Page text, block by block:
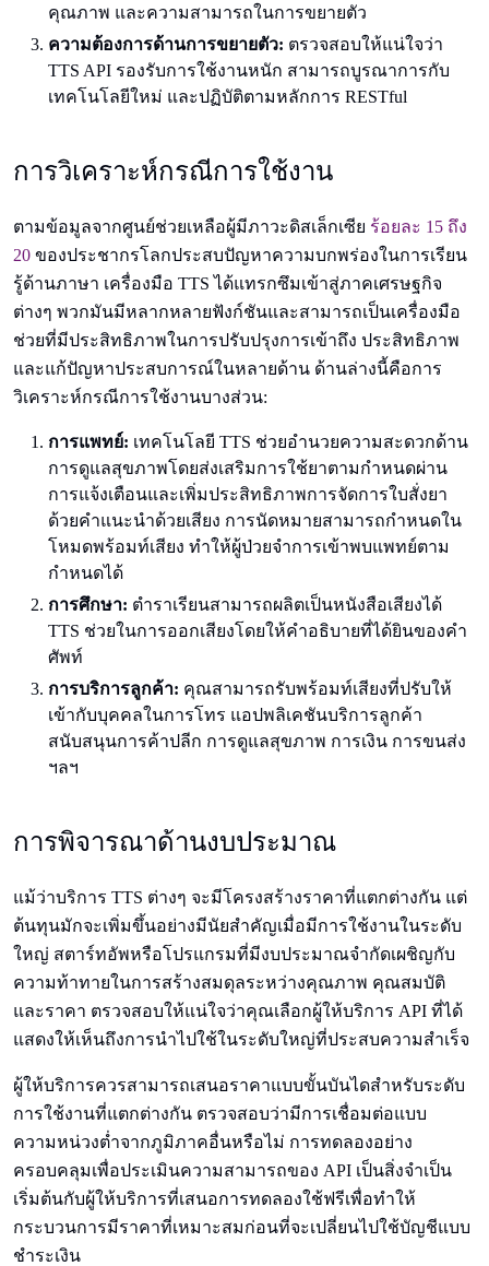
คุณภาพ และความสามารถในการขยายตัว
ความต้องการด้านการขยายตัว: ตรวจสอบให้แน่ใจว่า
TTS API รองรับการใช้งานหนัก สามารถบูรณาการกับ
เทคโนโลยีใหม่ และปฏิบัติตามหลักการ RESTful
การวิเคราะห์กรณีการใช้งาน
ตามข้อมูลจากศูนย์ช่วยเหลือผู้มีภาวะดิสเล็กเซีย ร้อยละ 15 ถึง
20 ของประชากรโลกประสบปัญหาความบกพร่องในการเรียน
รู้ด้านภาษา เครื่องมือ TTS ได้แทรกซึมเข้าสู่ภาคเศรษฐกิจ
ต่างๆ พวกมันมีหลากหลายฟังก์ชันและสามารถเป็นเครื่องมือ
ช่วยที่มีประสิทธิภาพในการปรับปรุงการเข้าถึง ประสิทธิภาพ
และแก้ปัญหาประสบการณ์ในหลายด้าน ด้านล่างนี้คือการ
วิเคราะห์กรณีการใช้งานบางส่วน:
การแพทย์: เทคโนโลยี TTS ช่วยอำนวยความสะดวกด้าน
การดูแลสุขภาพโดยส่งเสริมการใช้ยาตามกำหนดผ่าน
การแจ้งเตือนและเพิ่มประสิทธิภาพการจัดการใบสั่งยา
ด้วยคำแนะนำด้วยเสียง การนัดหมายสามารถกำหนดใน
โหมดพร้อมท์เสียง ทำให้ผู้ป่วยจำการเข้าพบแพทย์ตาม
กำหนดได้
การศึกษา: ตำราเรียนสามารถผลิตเป็นหนังสือเสียงได้
TTS ช่วยในการออกเสียงโดยให้คำอธิบายที่ได้ยินของคำ
ศัพท์
การบริการลูกค้า: คุณสามารถรับพร้อมท์เสียงที่ปรับให้
เข้ากับบุคคลในการโทร แอปพลิเคชันบริการลูกค้า
สนับสนุนการค้าปลีก การดูแลสุขภาพ การเงิน การขนส่ง
ฯลฯ
การพิจารณาด้านงบประมาณ
แม้ว่าบริการ TTS ต่างๆ จะมีโครงสร้างราคาที่แตกต่างกัน แต่
ต้นทุนมักจะเพิ่มขึ้นอย่างมีนัยสำคัญเมื่อมีการใช้งานในระดับ
ใหญ่ สตาร์ทอัพหรือโปรแกรมที่มีงบประมาณจำกัดเผชิญกับ
ความท้าทายในการสร้างสมดุลระหว่างคุณภาพ คุณสมบัติ
และราคา ตรวจสอบให้แน่ใจว่าคุณเลือกผู้ให้บริการ API ที่ได้
แสดงให้เห็นถึงการนำไปใช้ในระดับใหญ่ที่ประสบความสำเร็จ
ผู้ให้บริการควรสามารถเสนอราคาแบบขั้นบันไดสำหรับระดับ
การใช้งานที่แตกต่างกัน ตรวจสอบว่ามีการเชื่อมต่อแบบ
ความหน่วงต่ำจากภูมิภาคอื่นหรือไม่ การทดลองอย่าง
ครอบคลุมเพื่อประเมินความสามารถของ API เป็นสิ่งจำเป็น
เริ่มต้นกับผู้ให้บริการที่เสนอการทดลองใช้ฟรีเพื่อทำให้
กระบวนการมีราคาที่เหมาะสมก่อนที่จะเปลี่ยนไปใช้บัญชีแบบ
ชำระเงิน